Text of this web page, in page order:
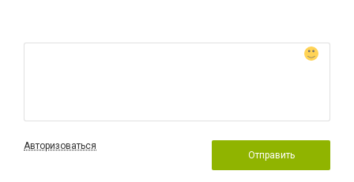
Авторизоваться
Отправить